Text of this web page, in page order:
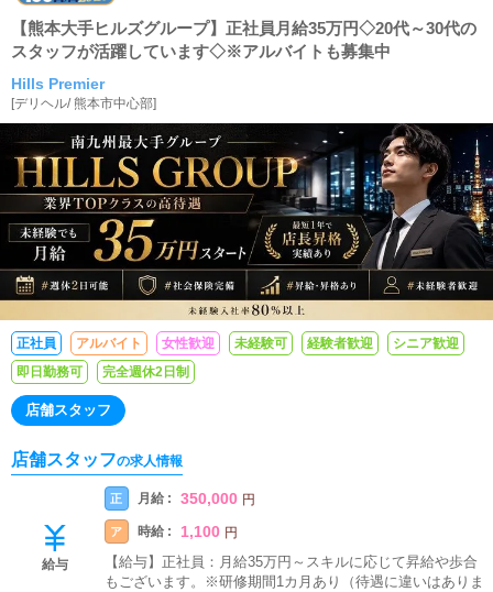
【熊本大手ヒルズグループ】正社員月給35万円◇20代～30代の
スタッフが活躍しています◇※アルバイトも募集中
Hills Premier
[デリヘル/熊本市中心部]
正社員 アルバイト 女性歓迎 未経験可 経験者歓迎
シニア歓迎
即日勤務可
完全週休2日制
店舗スタッフ
店舗スタッフの求人情報
給与
正 月給 : 350,000 円
ア 時給 : 1,100 円
【給与】正社員：月給35万円～スキルに応じて昇給や歩合
もございます。※研修期間1カ月あり（待遇に違いはありま